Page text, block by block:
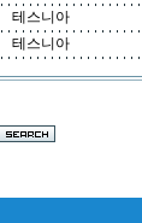
테스니아
테스니아